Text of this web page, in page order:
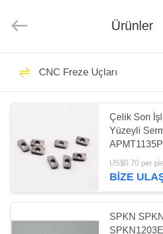
EVDE
ÜRÜN
VIDEOLAR
HAKKIMIZDA
FABRIKA
Materials
Co.,ltd.
Cermet
Karbür Torna
Ürünler
CNC Freze Uçları
Çelik Son
Yüzeyli
US$0.70 per
BIZE
SPKN